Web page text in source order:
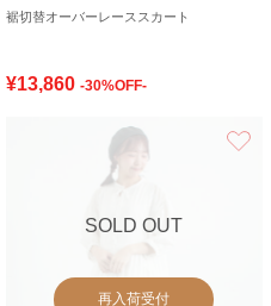
裾切替オーバーレーススカート
¥13,860 -30%OFF-
SOLD OUT
再入荷受付